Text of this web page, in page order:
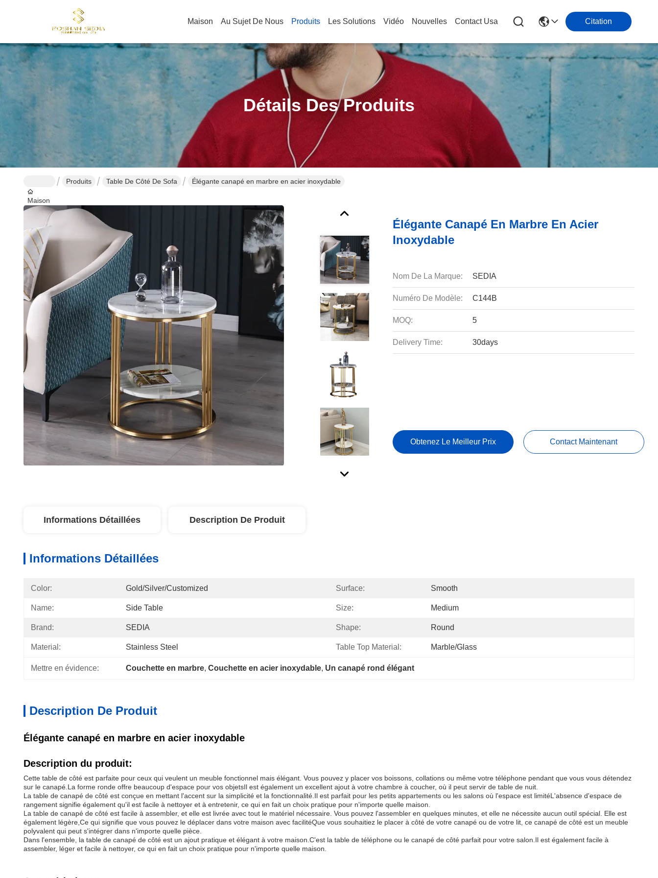
Maison Au Sujet De Nous Produits Les Solutions Vidéo Nouvelles Contact Usa Citation
Détails Des Produits
Maison
Produits Table De Côté De Sofa Élégante canapé en marbre en acier inoxydable
Élégante Canapé En Marbre En Acier
Inoxydable
Nom De La Marque: SEDIA
Numéro De Modèle: C144B
MOQ: 5
Delivery Time: 30days
Obtenez Le Meilleur Prix Contact Maintenant
Informations Détaillées Description De Produit
Informations Détaillées
Color: Gold/Silver/Customized Surface: Smooth
Name: Side Table Size: Medium
Brand: SEDIA Shape: Round
Material: Stainless Steel Table Top Material: Marble/Glass
Mettre en évidence: Couchette en marbre, Couchette en acier inoxydable, Un canapé rond élégant
Description De Produit
Élégante canapé en marbre en acier inoxydable
Description du produit:
Cette table de côté est parfaite pour ceux qui veulent un meuble fonctionnel mais élégant. Vous pouvez y placer vos boissons, collations ou même votre téléphone pendant que vous vous détendez
sur le canapé.La forme ronde offre beaucoup d'espace pour vos objetsIl est également un excellent ajout à votre chambre à coucher, où il peut servir de table de nuit.
La table de canapé de côté est conçue en mettant l'accent sur la simplicité et la fonctionnalité.Il est parfait pour les petits appartements ou les salons où l'espace est limitéL'absence d'espace de
rangement signifie également qu'il est facile à nettoyer et à entretenir, ce qui en fait un choix pratique pour n'importe quelle maison.
La table de canapé de côté est facile à assembler, et elle est livrée avec tout le matériel nécessaire. Vous pouvez l'assembler en quelques minutes, et elle ne nécessite aucun outil spécial. Elle est
également légère,Ce qui signifie que vous pouvez le déplacer dans votre maison avec facilitéQue vous souhaitiez le placer à côté de votre canapé ou de votre lit, ce canapé de côté est un meuble
polyvalent qui peut s'intégrer dans n'importe quelle pièce.
Dans l'ensemble, la table de canapé de côté est un ajout pratique et élégant à votre maison.C'est la table de téléphone ou le canapé de côté parfait pour votre salon.Il est également facile à
assembler, léger et facile à nettoyer, ce qui en fait un choix pratique pour n'importe quelle maison.